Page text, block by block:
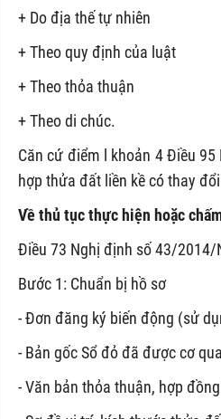
+ Do địa thế tự nhiên
+ Theo quy định của luật
+ Theo thỏa thuận
+ Theo di chúc.
Căn cứ điểm l khoản 4 Điều
hợp thửa đất liền kề có thay
Về thủ tục thực hiện hoặc
Điều 73 Nghị định số 43/2014/
Bước 1: Chuẩn bị hồ sơ
- Đơn đăng ký biến động (sử
- Bản gốc Sổ đỏ đã được cơ
- Văn bản thỏa thuận, hợp